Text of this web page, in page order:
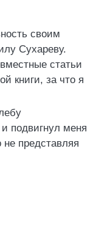
своим
Сухареву.
статьи
книги, за что я
подвигнул меня
представляя